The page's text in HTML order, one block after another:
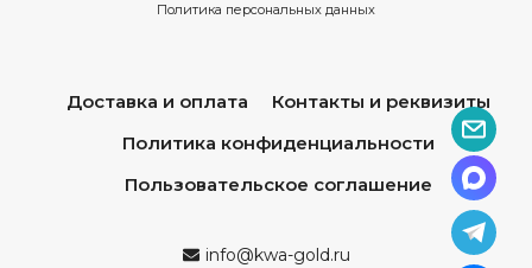
Политика персональных данных
Доставка и оплата
Контакты и реквизиты
Политика конфиденциальности
Пользовательское соглашение
info@kwa-gold.ru